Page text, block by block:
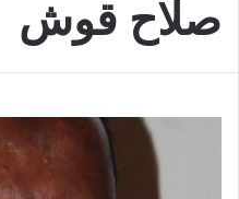
صلاح قوش